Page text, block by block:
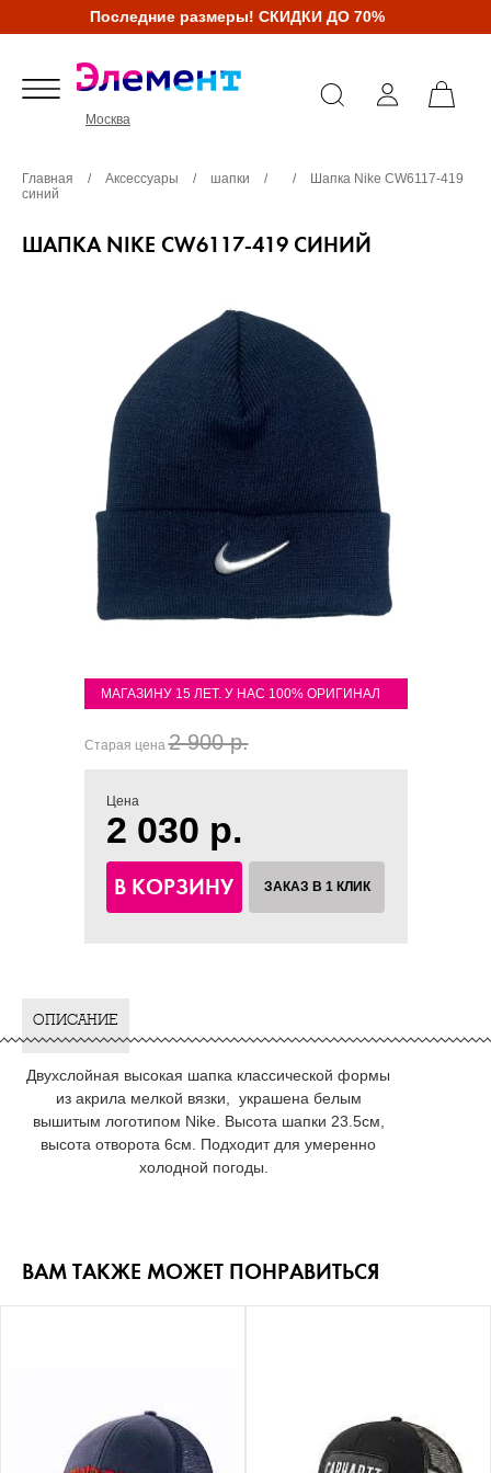
Последние размеры! СКИДКИ ДО 70%
Москва
Главная / Аксессуары / шапки / /
Шапка Nike CW6117-419
синий
ШАПКА NIKE CW6117-419 СИНИЙ
МАГАЗИНУ 15 ЛЕТ. У НАС 100% ОРИГИНАЛ
Старая цена2 900 р.
Цена
2 030 р.
В КОРЗИНУ ЗАКАЗ В 1 КЛИК
ОПИСАНИЕ
Двухслойная высокая шапка классической формы
из акрила мелкой вязки, украшена белым
вышитым логотипом Nike. Высота шапки 23.5см,
высота отворота 6см. Подходит для умеренно
холодной погоды.
ВАМ ТАКЖЕ МОЖЕТ ПОНРАВИТЬСЯ